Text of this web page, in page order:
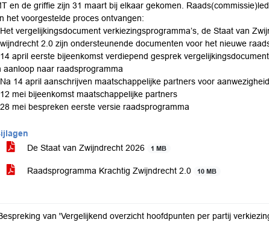
en de griffie zijn 31 maart bij elkaar gekomen.
het voorgestelde proces ontvangen:
vergelijkingsdocument verkiezingsprogramma’s, de Staat van
2.0 zijn ondersteunende documenten voor het nieuwe
april eerste bijeenkomst verdiepend gesprek
aanloop naar raadsprogramma
14 april aanschrijven maatschappelijke partners voor
mei bijeenkomst maatschappelijke partners
mei bespreken eerste versie raadsprogramma
De Staat van Zwijndrecht 2026
1 MB
Raadsprogramma Krachtig Zwijndrecht 2.0 10 MB
van 'Vergelijkend overzicht hoofdpunten per partij